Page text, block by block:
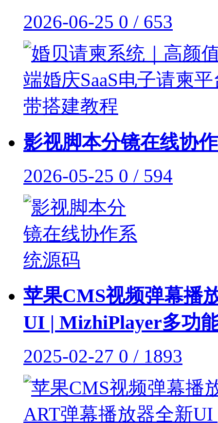
2026-06-25 0 / 653
影视脚本分镜在线协
2026-05-25 0 / 594
苹果CMS视频弹幕播
UI | MizhiPlayer多功
2025-02-27 0 / 1893